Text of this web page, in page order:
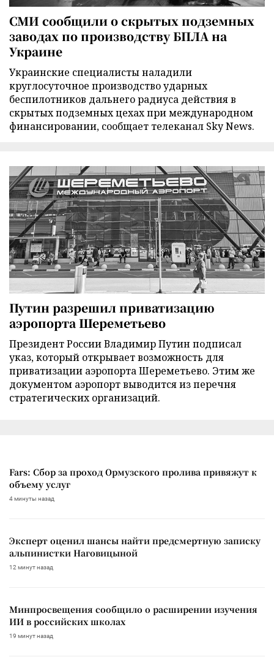
СМИ сообщили о скрытых подземных
заводах по производству БПЛА на
Украине
Украинские специалисты наладили
круглосуточное производство ударных
беспилотников дальнего радиуса действия в
скрытых подземных цехах при международном
финансировании, сообщает телеканал Sky News.
Путин разрешил приватизацию
аэропорта Шереметьево
Президент России Владимир Путин подписал
указ, который открывает возможность для
приватизации аэропорта Шереметьево. Этим же
документом аэропорт выводится из перечня
стратегических организаций.
Fars: Сбор за проход Ормузского пролива привяжут к
объему услуг
4 минуты назад
Эксперт оценил шансы найти предсмертную записку
альпинистки Наговицыной
12 минут назад
Минпросвещения сообщило о расширении изучения
ИИ в российских школах
19 минут назад